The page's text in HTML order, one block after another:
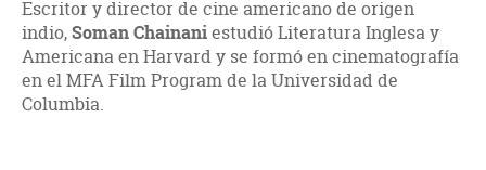
Escritor y director de cine americano de origen
indio,Soman Chainaniestudió Literatura Inglesa y
Americana en Harvard y se formó en cinematografía
en el MFA Film Program de la Universidad de
Columbia.